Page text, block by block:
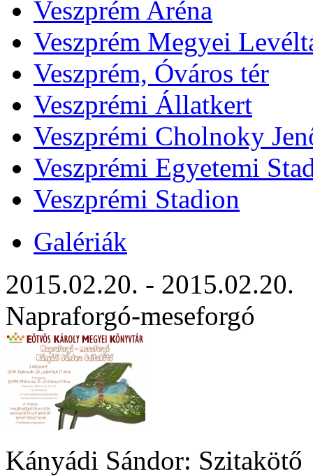
Veszprém Aréna
Veszprém Megyei
Veszprém, Óváros tér
Veszprémi Állatkert
Veszprémi Cholnoky
Veszprémi Egyetemi
Veszprémi Stadion
Galériák
2015.02.20. - 2015.02.20.
Napraforgó-meseforgó
Kányádi Sándor: Szitakötő